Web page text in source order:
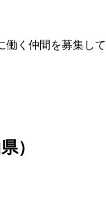
働く仲間を募集し
）